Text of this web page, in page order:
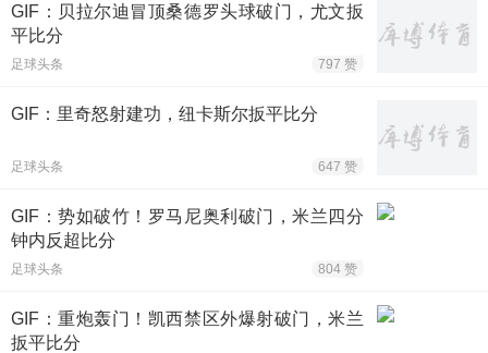
GIF：贝拉尔迪冒顶桑德罗头球破门，尤文扳
平比分
足球头条 797 赞
GIF：里奇怒射建功，纽卡斯尔扳平比分
足球头条 647 赞
GIF：势如破竹！罗马尼奥利破门，米兰四分
钟内反超比分
足球头条 804 赞
GIF：重炮轰门！凯西禁区外爆射破门，米兰
扳平比分